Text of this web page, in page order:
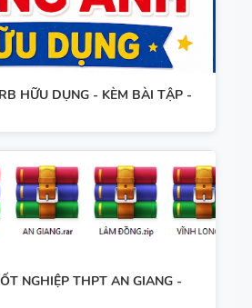
HỮU DỤNG - KÈM BÀI TẬP -
NGHIỆP THPT AN GIANG -